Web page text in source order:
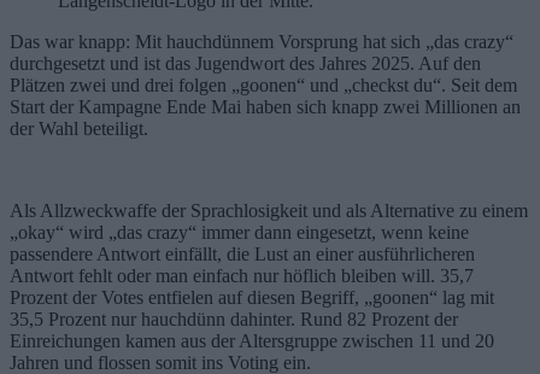
Das war knapp: Mit hauchdünnem Vorsprung hat sich „das crazy“
durchgesetzt und ist das Jugendwort des Jahres 2025. Auf den
Plätzen zwei und drei folgen „goonen“ und „checkst du“. Seit dem
Start der Kampagne Ende Mai haben sich knapp zwei Millionen an
der Wahl beteiligt.
Als Allzweckwaffe der Sprachlosigkeit und als Alternative zu einem
„okay“ wird „das crazy“ immer dann eingesetzt, wenn keine
passendere Antwort einfällt, die Lust an einer ausführlicheren
Antwort fehlt oder man einfach nur höflich bleiben will. 35,7
Prozent der Votes entfielen auf diesen Begriff, „goonen“ lag mit
35,5 Prozent nur hauchdünn dahinter. Rund 82 Prozent der
Einreichungen kamen aus der Altersgruppe zwischen 11 und 20
Jahren und flossen somit ins Voting ein.